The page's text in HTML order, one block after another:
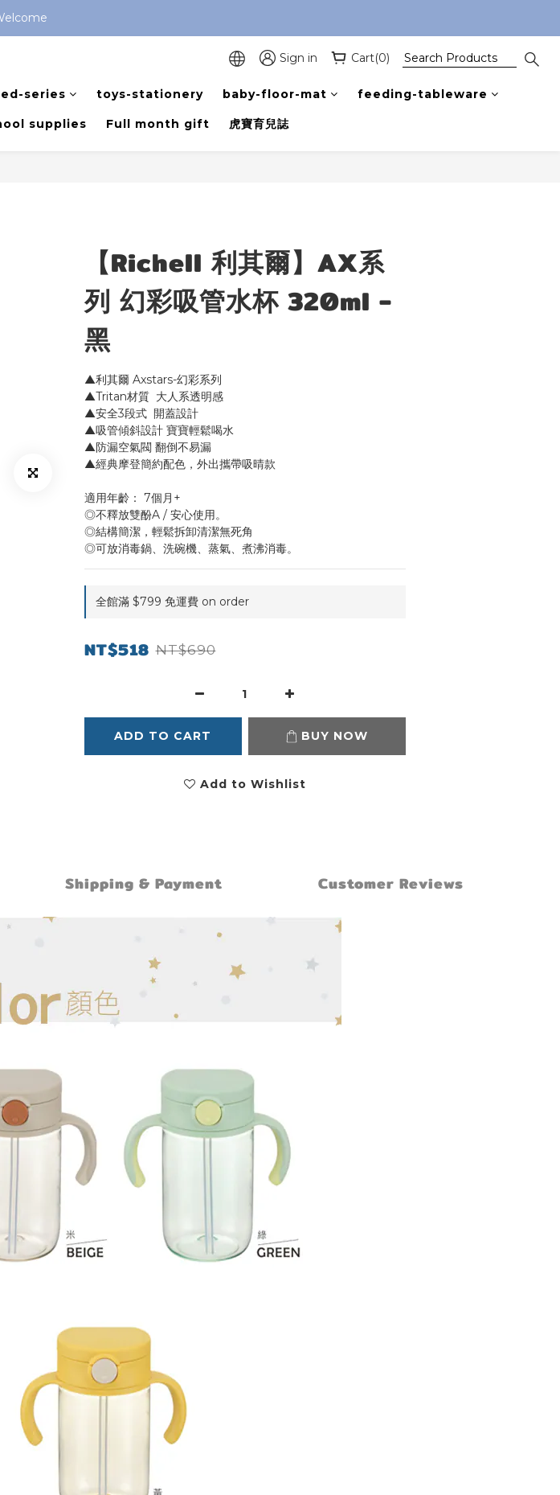
灣本島區域，外島地區請洽客服)
Sign in Cart(0)
series toys-stationery baby-floor-mat feeding-tableware
supplies Full month gift 虎寶育兒誌
【Richell 利其爾】AX系
列 幻彩吸管水杯 320ml -
黑
▲利其爾 Axstars-幻彩系列
▲Tritan材質  大人系透明感
▲安全3段式  開蓋設計
▲吸管傾斜設計 寶寶輕鬆喝水
▲防漏空氣閥 翻倒不易漏
▲經典摩登簡約配色，外出攜帶吸晴款
適用年齡： 7個月+
◎不釋放雙酚A / 安心使用。
◎結構簡潔，輕鬆拆卸清潔無死角
◎可放消毒鍋、洗碗機、蒸氣、煮沸消毒。
全館滿 $799 免運費 on order
NT$518 NT$690
ADD TO CART BUY NOW
Add to Wishlist
Shipping & Payment Customer Reviews